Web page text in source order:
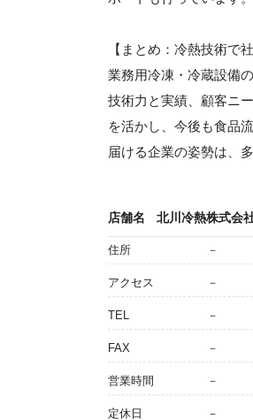
【まとめ：冷熱技術で
業務用冷凍・冷蔵設備
技術力と実績、顧客ニ
を活かし、今後も食品
届ける企業の姿勢は、
店舗名 北川冷熱株式会
住所 －
アクセス －
TEL －
FAX －
営業時間 －
定休日 －